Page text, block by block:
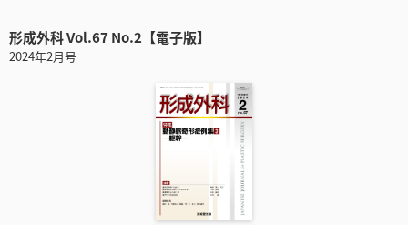
形成外科 Vol.67 No.2【電子版】
2024年2月号